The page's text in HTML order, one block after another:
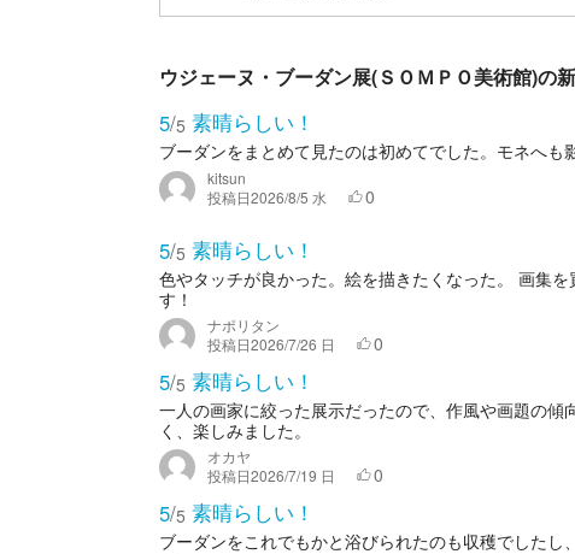
ウジェーヌ・ブーダン展(ＳＯＭＰＯ美術館)の
5/5 素晴らしい！
ブーダンをまとめて見たのは初めてでした。モネへも
kitsun
投稿日2026/8/5 水 0
5/5 素晴らしい！
色やタッチが良かった。絵を描きたくなった。 画集
す！
ナポリタン
投稿日2026/7/26 日 0
5/5 素晴らしい！
一人の画家に絞った展示だったので、作風や画題の
く、楽しみました。
オカヤ
投稿日2026/7/19 日 0
5/5 素晴らしい！
ブーダンをこれでもかと浴びられたのも収穫でしたし